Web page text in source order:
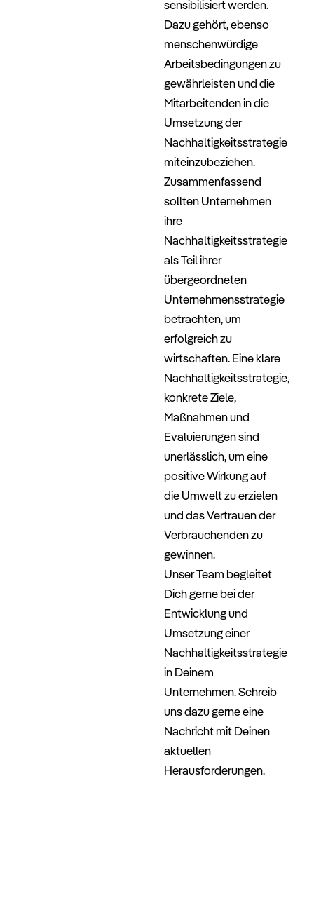
sensibilisiert werden.
Dazu gehört, ebenso
menschenwürdige
Arbeitsbedingungen zu
gewährleisten und die
Mitarbeitenden in die
Umsetzung der
Nachhaltigkeitsstrategie
miteinzubeziehen.
Zusammenfassend
sollten Unternehmen
ihre
Nachhaltigkeitsstrategie
als Teil ihrer
übergeordneten
Unternehmensstrategie
betrachten, um
erfolgreich zu
wirtschaften. Eine klare
Nachhaltigkeitsstrategie,
konkrete Ziele,
Maßnahmen und
Evaluierungen sind
unerlässlich, um eine
positive Wirkung auf
die Umwelt zu erzielen
und das Vertrauen der
Verbrauchenden zu
gewinnen.
Unser Team begleitet
Dich gerne bei der
Entwicklung und
Umsetzung einer
Nachhaltigkeitsstrategie
in Deinem
Unternehmen. Schreib
uns dazu gerne eine
Nachricht mit Deinen
aktuellen
Herausforderungen.